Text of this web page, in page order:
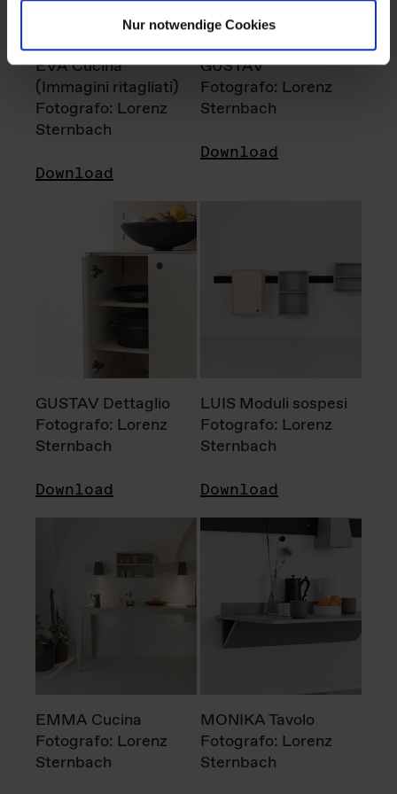
Nur notwendige Cookies
EVA Cucina
(Immagini ritagliati)
Fotografo: Lorenz
Sternbach
Download
GUSTAV
Fotografo: Lorenz
Sternbach
Download
GUSTAV Dettaglio
Fotografo: Lorenz
Sternbach
Download
LUIS Moduli sospesi
Fotografo: Lorenz
Sternbach
Download
EMMA Cucina
Fotografo: Lorenz
Sternbach
MONIKA Tavolo
Fotografo: Lorenz
Sternbach